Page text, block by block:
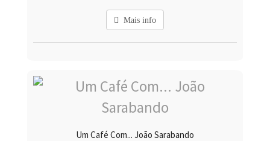
Mais info
Um Café Com... João Sarabando